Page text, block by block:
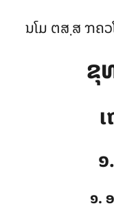
ນໂມ ຕສ຺ສ ຠຄ
ຂຸ
໑.